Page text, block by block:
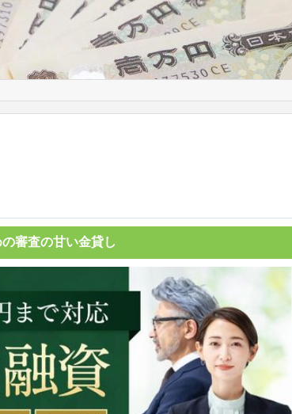
審査の甘い金貸し